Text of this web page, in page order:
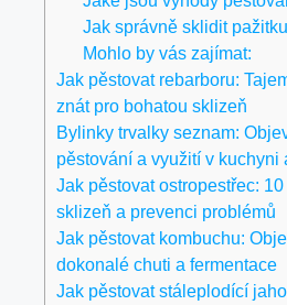
Jak správně sklidit
Mohlo by vás zajímat:
Jak pěstovat rebarboru:
znát pro bohatou sklizeň
Bylinky trvalky seznam:
pěstování a využití v kuchyni
Jak pěstovat ostropestřec:
sklizeň a prevenci problémů
Jak pěstovat kombuchu:
dokonalé chuti a fermentace
Jak pěstovat stáleplodící